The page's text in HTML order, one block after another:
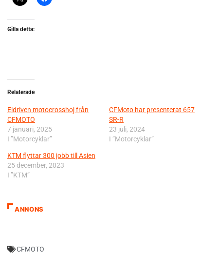
Gilla detta:
Relaterade
Eldriven motocrosshoj från
CFMOTO
7 januari, 2025
I ”Motorcyklar”
CFMoto har presenterat 657
SR-R
23 juli, 2024
I ”Motorcyklar”
KTM flyttar 300 jobb till Asien
25 december, 2023
I ”KTM”
ANNONS
CFMOTO